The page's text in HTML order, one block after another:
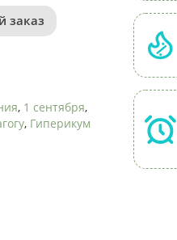
заказ
, 1 сентября,
, Гиперикум